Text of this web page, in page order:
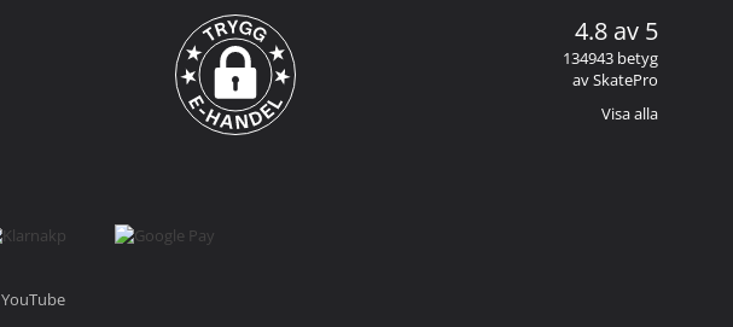
4.8 av 5
134943 betyg
av SkatePro
Visa alla
YouTube